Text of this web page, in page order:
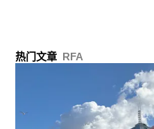
热门文章 RFA